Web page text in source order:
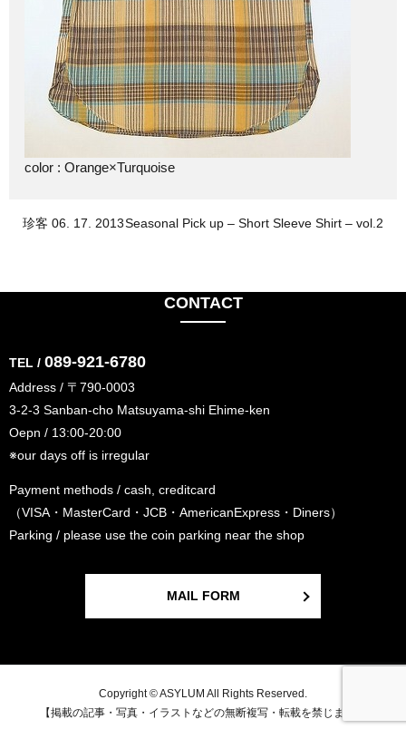
color : Orange×Turquoise
珍客 06. 17. 2013Seasonal Pick up – Short Sleeve Shirt – vol.2
CONTACT
TEL / 089-921-6780
Address / 〒790-0003
3-2-3 Sanban-cho Matsuyama-shi Ehime-ken
Oepn / 13:00-20:00
※our days off is irregular
Payment methods / cash, creditcard
（VISA・MasterCard・JCB・AmericanExpress・Diners）
Parking / please use the coin parking near the shop
MAIL FORM
Copyright © ASYLUM All Rights Reserved.
【掲載の記事・写真・イラストなどの無断複写・転載を禁じます】